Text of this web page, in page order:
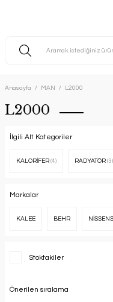
Anasayfa MAN L2000
L2000
İlgili Alt Kategoriler
KALORİFER (4) RADYATÖR (3)
Markalar
KALEE BEHR NİSSENS
Stoktakiler